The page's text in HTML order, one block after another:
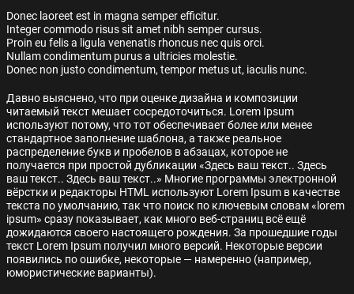
Donec laoreet est in magna semper efficitur.
Integer commodo risus sit amet nibh semper cursus.
Proin eu felis a ligula venenatis rhoncus nec quis orci.
Nullam condimentum purus a ultricies molestie.
Donec non justo condimentum, tempor metus ut, iaculis nunc.
Давно выяснено, что при оценке дизайна и композиции
читаемый текст мешает сосредоточиться. Lorem Ipsum
используют потому, что тот обеспечивает более или менее
стандартное заполнение шаблона, а также реальное
распределение букв и пробелов в абзацах, которое не
получается при простой дубликации «Здесь ваш текст.. Здесь
ваш текст.. Здесь ваш текст..» Многие программы электронной
вёрстки и редакторы HTML используют Lorem Ipsum в качестве
текста по умолчанию, так что поиск по ключевым словам «lorem
ipsum» сразу показывает, как много веб-страниц всё ещё
дожидаются своего настоящего рождения. За прошедшие годы
текст Lorem Ipsum получил много версий. Некоторые версии
появились по ошибке, некоторые — намеренно (например,
юмористические варианты).